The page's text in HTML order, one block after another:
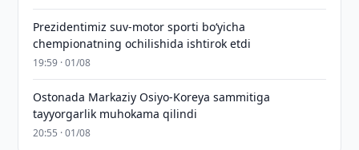
Prezidentimiz suv-motor sporti bo‘yicha
chempionatning ochilishida ishtirok etdi
19:59 · 01/08
Ostonada Markaziy Osiyo-Koreya sammitiga
tayyorgarlik muhokama qilindi
20:55 · 01/08